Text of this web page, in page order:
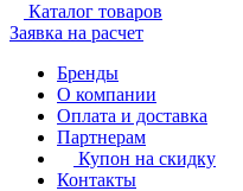
Каталог товаров
Заявка на расчет
Бренды
О компании
Оплата и доставка
Партнерам
Купон на скидку
Контакты